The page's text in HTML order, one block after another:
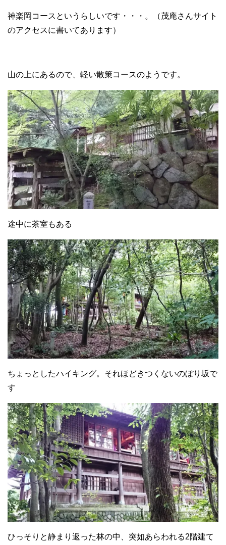
神楽岡コースというらしいです・・・。（茂庵さんサイト
のアクセスに書いてあります）
山の上にあるので、軽い散策コースのようです。
途中に茶室もある
ちょっとしたハイキング。それほどきつくないのぼり坂で
す
ひっそりと静まり返った林の中、突如あらわれる2階建て